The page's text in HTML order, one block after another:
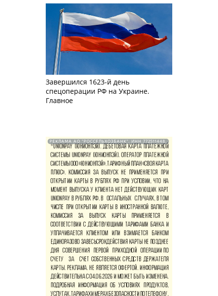
Завершился 1623-й день
спецоперации РФ на Украине.
Главное
РЕКЛАМА АО "РОССЕЛЬХОЗБАНК". ИНН 772511448.